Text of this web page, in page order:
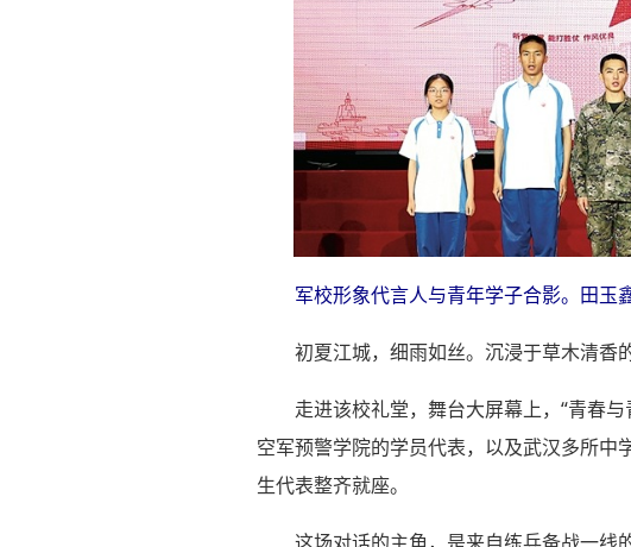
军校形象代言人与青年学子合影。田玉
初夏江城，细雨如丝。沉浸于草木清香
走进该校礼堂，舞台大屏幕上，“青春
空军预警学院的学员代表，以及武汉多所
生代表整齐就座。